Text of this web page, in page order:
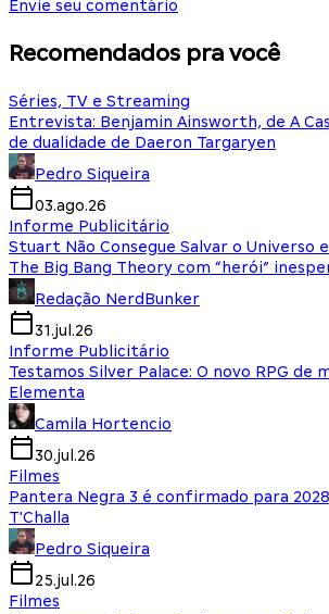
Envie seu comentário
Recomendados pra você
Séries, TV e Streaming
Entrevista: Benjamin Ainsworth, de A
de dualidade de Daeron Targaryen
Pedro Siqueira
03.ago.26
Informe Publicitário
Stuart Não Consegue Salvar o Universo
The Big Bang Theory com “herói”
Redação NerdBunker
31.jul.26
Informe Publicitário
Testamos Silver Palace: O novo RPG de
Elementa
Camila Hortencio
30.jul.26
Filmes
Pantera Negra 3 é confirmado para
T'Challa
Pedro Siqueira
25.jul.26
Filmes